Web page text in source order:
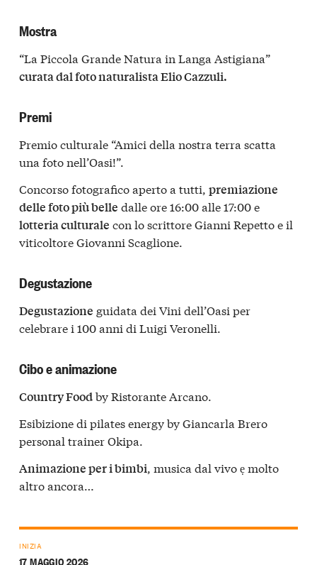
Mostra
“La Piccola Grande Natura in Langa Astigiana”
curata dal foto naturalista Elio Cazzuli.
Premi
Premio culturale “Amici della nostra terra scatta
una foto nell’Oasi!”.
Concorso fotografico aperto a tutti, premiazione
delle foto più belle dalle ore 16:00 alle 17:00 e
lotteria culturale con lo scrittore Gianni Repetto e il
viticoltore Giovanni Scaglione.
Degustazione
Degustazione guidata dei Vini dell’Oasi per
celebrare i 100 anni di Luigi Veronelli.
Cibo e animazione
Country Foodby Ristorante Arcano.
Esibizione di pilates energy by Giancarla Brero
personal trainer Okipa.
Animazione per i bimbi , musica dal vivo ẹ molto
altro ancora…
INIZIA
17 MAGGIO 2026